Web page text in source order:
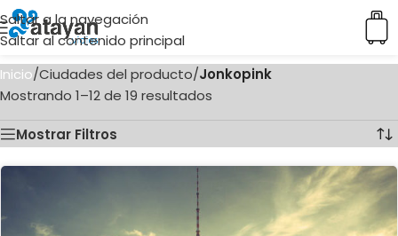
Saltar a la navegación
Saltar al contenido principal
Inicio/Ciudades del producto/Jonkopink
Mostrando 1–12 de 19 resultados
Mostrar Filtros